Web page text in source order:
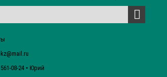
08-24 • Юрий